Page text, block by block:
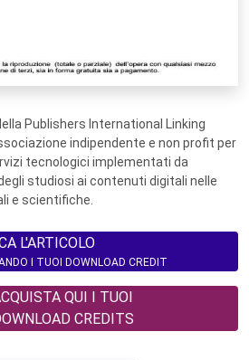
Publishers International Linking
indipendente e non profit per
tecnologici implementati da
studiosi ai contenuti digitali nelle
e scientifiche.
L'ARTICOLO
I TUOI DOWNLOAD CREDIT
QUI I TUOI
CREDITS